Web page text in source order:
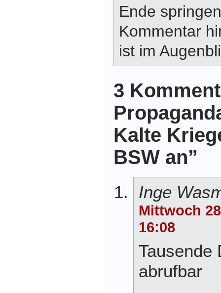
Ende
Kommentar
ist im
3
Kalte
BSW an”
Inge
Mittwoch
16:08
Tausende
abrufbar